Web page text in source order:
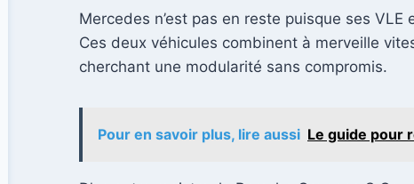
Mercedes n’est pas en reste puisque ses
Ces deux véhicules combinent à merveille
cherchant une modularité sans compromis.
Pour en savoir plus, lire aussi Le guide pour